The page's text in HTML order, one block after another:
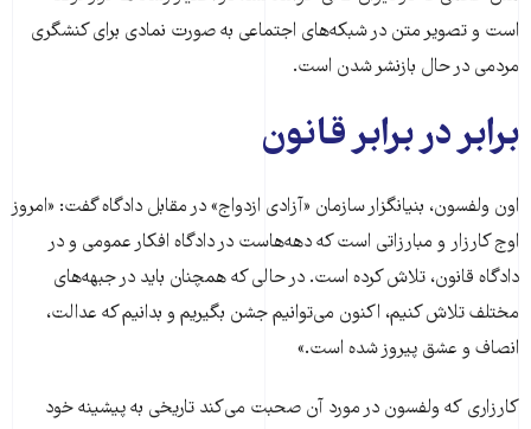
است و تصویر متن در شبکه‌های اجتماعی به صورت نمادی برای کنشگری
مردمی در حال بازنشر شدن است.
برابر در برابر قانون
اون ولفسون، بنیانگزار سازمان «آزادی ازدواج» در مقابل دادگاه گفت: «امروز
اوج کارزار و مبارزاتی است که دهه‌هاست در دادگاه افکار عمومی و در
دادگاه قانون، تلاش کرده است. در حالی که همچنان باید در جبهه‌های
مختلف تلاش کنیم، اکنون می‌توانیم جشن بگیریم و بدانیم که عدالت،
انصاف و عشق پیروز شده است.»
کارزاری که ولفسون در مورد آن صحبت می‌کند تاریخی به پیشینه خود